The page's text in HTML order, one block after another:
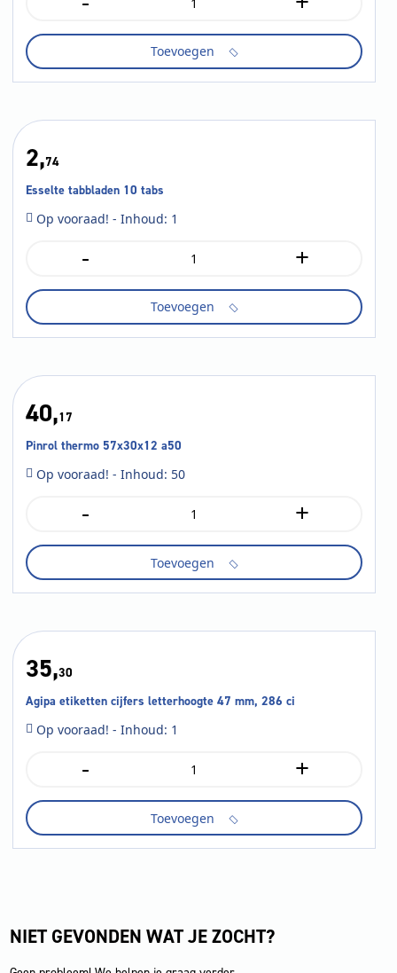
spiraalschrift
A5,
gelijnd,
Toevoegen
2,74
Esselte tabbladen 10 tabs
Op vooraad! - Inhoud: 1
-
10
aantal
+
Toevoegen
40,17
Pinrol thermo 57x30x12 a50
Op vooraad! - Inhoud: 50
-
57x30x12
aantal
+
Toevoegen
35,30
Agipa etiketten cijfers letterhoogte 47 mm, 286 ci
Op vooraad! - Inhoud: 1
-
cijfers
47
mm,
+
Toevoegen
NIET GEVONDEN WAT JE ZOCHT?